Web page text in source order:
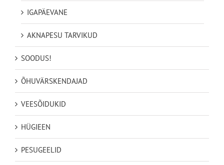
IGAPÄEVANE
AKNAPESU TARVIKUD
SOODUS!
ÕHUVÄRSKENDAJAD
VEESÕIDUKID
HÜGIEEN
PESUGEELID